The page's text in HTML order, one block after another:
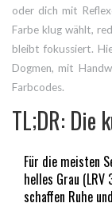
oder dich mit
Farbe klug wählt,
bleibt fokussiert.
Dogmen, mit
Farbcodes.
TL;DR: Die
Für die meisten
helles Grau
schaffen Ruhe